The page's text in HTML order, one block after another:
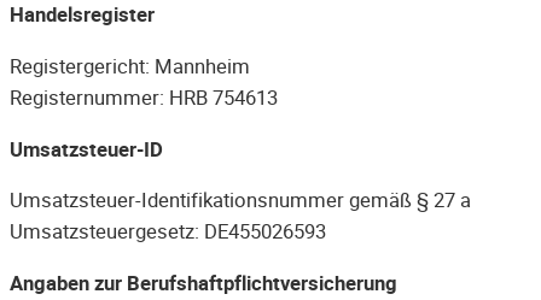
Handelsregister
Registergericht: Mannheim
Registernummer: HRB 754613
Umsatzsteuer-ID
Umsatzsteuer-Identifikationsnummer gemäß § 27 a
Umsatzsteuergesetz: DE455026593
Angaben zur Berufshaftpflichtversicherung